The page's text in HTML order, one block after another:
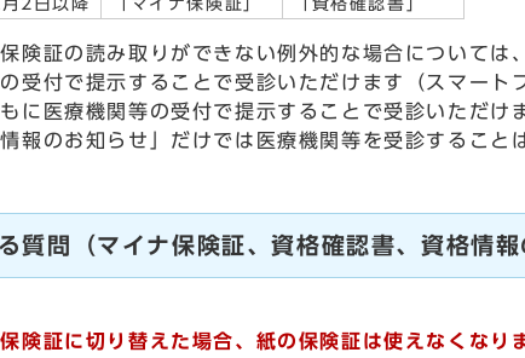
2日以降 「マイナ保険証」 「資格確認書」
険証の読み取りができない例外的な場合については
受付で提示することで受診いただけます（スマー
に医療機関等の受付で提示することで受診いただけ
報のお知らせ」だけでは医療機関等を受診すること
質問（マイナ保険証、資格確認書、資格情報
険証に切り替えた場合、紙の保険証は使えなくなり